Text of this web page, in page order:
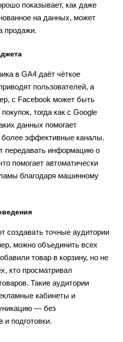
показывает, как даже
на данных, может
продажи.
в GA4 даёт чёткое
пользователей, а
с Facebook может быть
тогда как с Google
данных помогает
более эффективные каналы.
передавать информацию о
помогает автоматически
благодаря машинному
создавать точные аудитории
можно объединить всех
товар в корзину, но не
кто просматривал
Такие аудитории
кабинеты и
— без
подготовки.